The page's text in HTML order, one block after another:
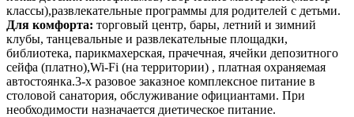
классы),развлекательные программы для родителей с детьми.
Для комфорта: торговый центр, бары, летний и зимний
клубы, танцевальные и развлекательные площадки,
библиотека, парикмахерская, прачечная, ячейки депозитного
сейфа (платно),Wi-Fi (на территории) , платная охраняемая
автостоянка.3-х разовое заказное комплексное питание в
столовой санатория, обслуживание официантами. При
необходимости назначается диетическое питание.